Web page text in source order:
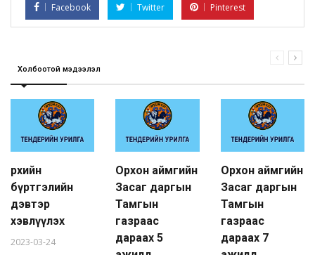
Facebook Twitter Pinterest
Холбоотой мэдээлэл
Өрхийн
бүртгэлийн
дэвтэр
хэвлүүлэх
2023-03-24
Орхон аймгийн
Засаг даргын
Тамгын
газраас
дараах 5
Орхон аймгийн
Засаг даргын
Тамгын
газраас
дараах 7